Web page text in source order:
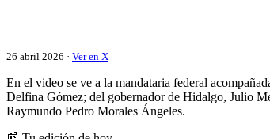
26 abril 2026 · Ver en X
En el video se ve a la mandataria federal
Delfina Gómez; del gobernador de Hidalgo, Julio
Raymundo Pedro Morales Ángeles.